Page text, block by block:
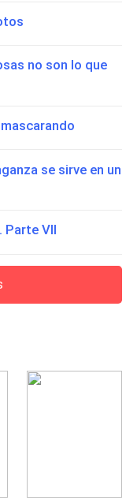
no son lo que
se sirve en un
Parte VII